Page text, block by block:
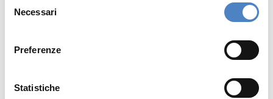
delNecessari
Preferenze
Statistiche
SEO: misura il successo attraverso
parole chiave, il traffico organico e CTR